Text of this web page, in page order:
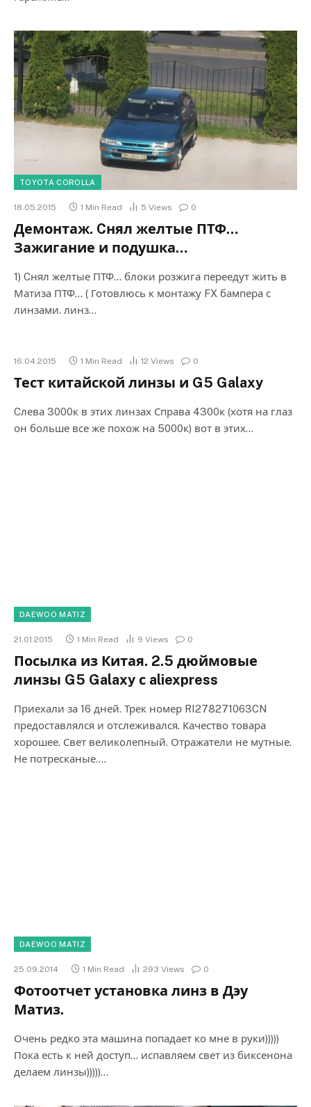
TOYOTA COROLLA
18.05.2015 1 Min Read 5 Views 0
Демонтаж. Cнял желтые ПТФ…
Зажигание и подушка…
1) Cнял желтые ПТФ… блоки розжига переедут жить в
Матиза ПТФ… ( Готовлюсь к монтажу FX бампера с
линзами. линз…
16.04.2015 1 Min Read 12 Views 0
Тест китайской линзы и G5 Galaxy
Cлева 3000к в этих линзах Справа 4300к (хотя на глаз
он больше все же похож на 5000к) вот в этих…
DAEWOO MATIZ
21.01.2015 1 Min Read 9 Views 0
Посылка из Китая. 2.5 дюймовые
линзы G5 Galaxy с aliexpress
Приехали за 16 дней. Трек номер RI278271063CN
предоставлялся и отслеживался. Качество товара
хорошее. Свет великолепный. Отражатели не мутные.
Не потресканые.…
DAEWOO MATIZ
25.09.2014 1 Min Read 293 Views 0
Фотоотчет установка линз в Дэу
Матиз.
Очень редко эта машина попадает ко мне в руки)))))
Пока есть к ней доступ… испавляем свет из биксенона
делаем линзы)))))…